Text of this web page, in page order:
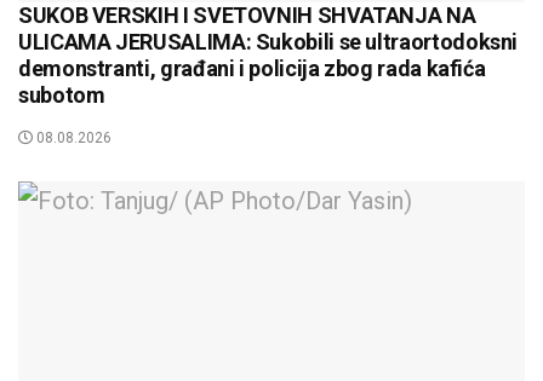
SUKOB VERSKIH I SVETOVNIH SHVATANJA NA
ULICAMA JERUSALIMA: Sukobili se ultraortodoksni
demonstranti, građani i policija zbog rada kafića
subotom
08.08.2026